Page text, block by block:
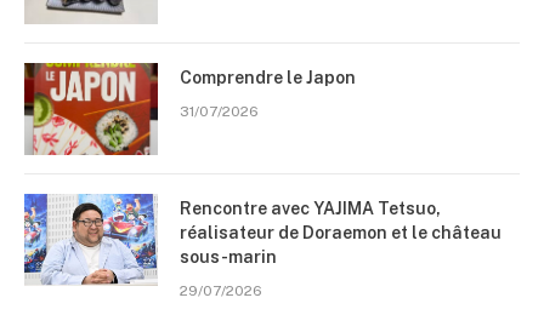
Comprendre le Japon
31/07/2026
Rencontre avec YAJIMA Tetsuo,
réalisateur de Doraemon et le château
sous-marin
29/07/2026